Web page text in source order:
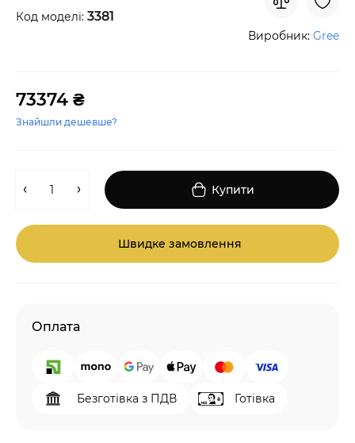
Код моделі: 3381
Виробник: Gree
73374 ₴
Знайшли дешевше?
Купити
Швидке замовлення
Оплата
Безготівка з ПДВ Готівка